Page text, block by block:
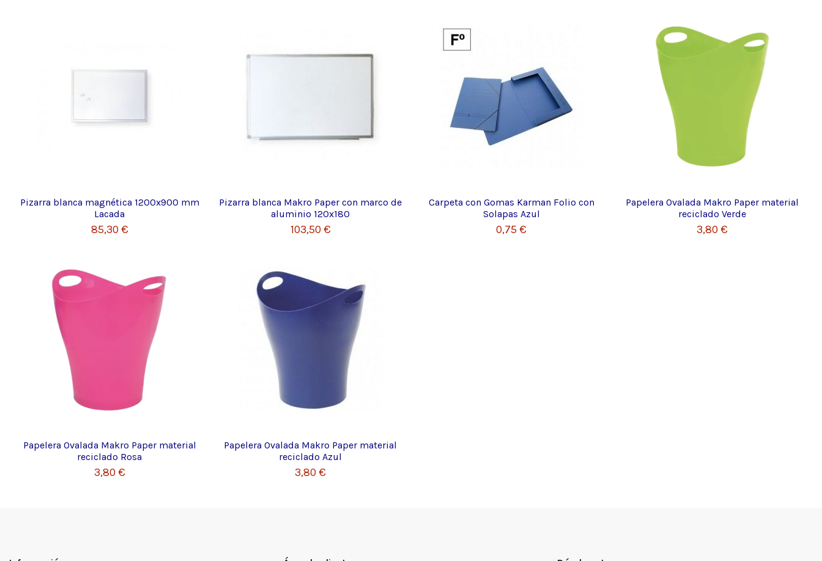
Pizarra blanca magnética 1200x900 mm
Lacada
85,30 €
Pizarra blanca Makro Paper con marco de
aluminio 120x180
103,50 €
Carpeta con Gomas Karman Folio con
Solapas Azul
0,75 €
Papelera Ovalada Makro Paper material
reciclado Verde
3,80 €
Papelera Ovalada Makro Paper material
reciclado Rosa
3,80 €
Papelera Ovalada Makro Paper material
reciclado Azul
3,80 €